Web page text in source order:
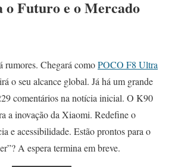
o Futuro e o Mercado
rumores. Chegará comoPOCO F8 Ultra
o seu alcance global. Já há um grande
comentários na notícia inicial. O K90
a inovação da Xiaomi. Redefine o
e acessibilidade. Estão prontos para o
A espera termina em breve.